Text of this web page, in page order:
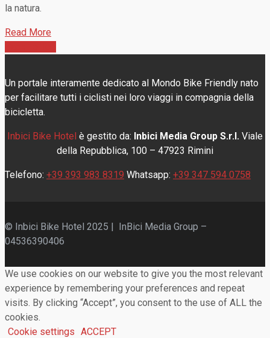
la natura.
Read More
Un portale interamente dedicato al Mondo Bike Friendly nato
per facilitare tutti i ciclisti nei loro viaggi in compagnia della
bicicletta.
Inbici Bike Hotel è gestito da: Inbici Media Group S.r.l. Viale
della Repubblica, 100 – 47923 Rimini
Telefono: +39 393 983 8319 Whatsapp: +39 347 594 0758
© Inbici Bike Hotel 2025 | InBici Media Group –
04536390406
We use cookies on our website to give you the most relevant
experience by remembering your preferences and repeat
visits. By clicking “Accept”, you consent to the use of ALL the
cookies.
Cookie settings ACCEPT